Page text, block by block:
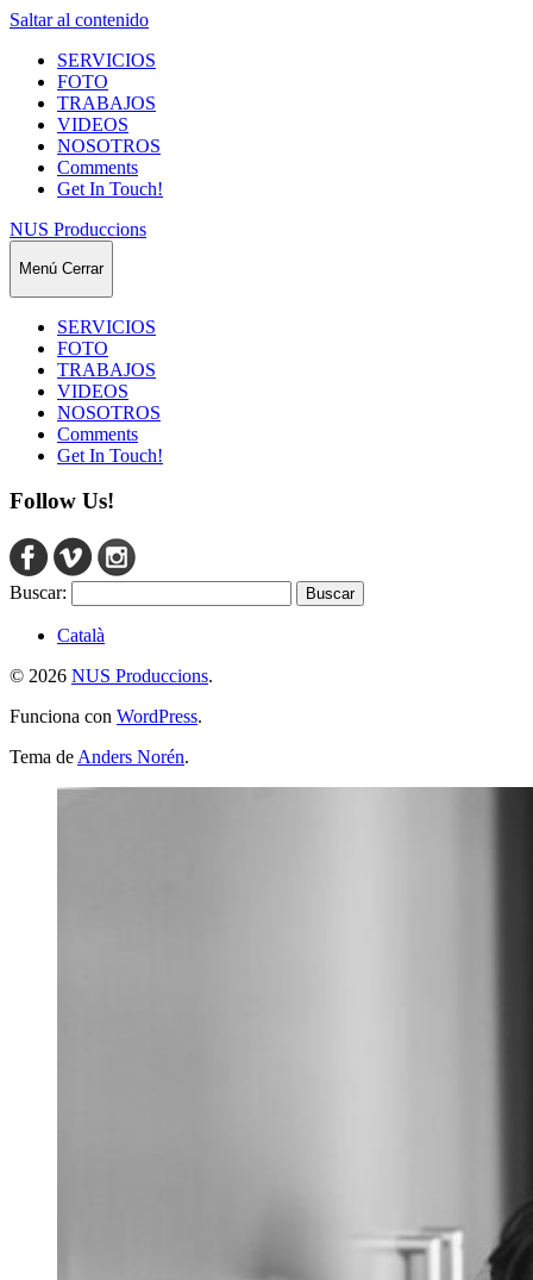
Saltar al contenido
SERVICIOS
FOTO
TRABAJOS
VIDEOS
NOSOTROS
Comments
Get In Touch!
NUS Produccions
Menú Cerrar
SERVICIOS
FOTO
TRABAJOS
VIDEOS
NOSOTROS
Comments
Get In Touch!
Follow Us!
Buscar:
Català
© 2026 NUS Produccions.
Funciona con WordPress.
Tema de Anders Norén.